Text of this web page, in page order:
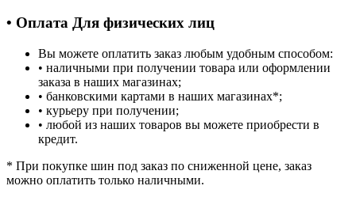
• Оплата Для физических лиц
Вы можете оплатить заказ любым удобным способом:
• наличными при получении товара или оформлении
заказа в наших магазинах;
• банковскими картами в наших магазинах*;
• курьеру при получении;
• любой из наших товаров вы можете приобрести в
кредит.
* При покупке шин под заказ по сниженной цене, заказ
можно оплатить только наличными.